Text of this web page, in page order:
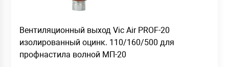
Вентиляционный выход Vic Air PROF-20
изолированный оцинк. 110/160/500 для
профнастила волной МП-20